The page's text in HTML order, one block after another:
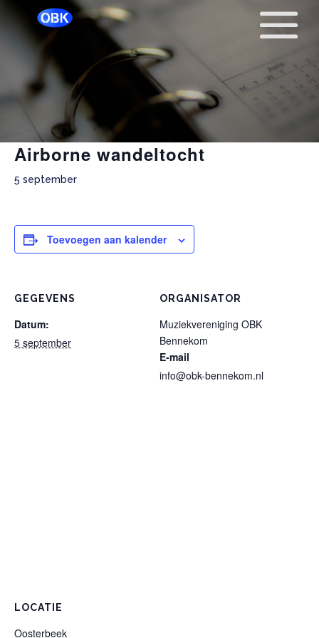
« Alle Evenementen
Airborne wandeltocht
5 september
Toevoegen aan kalender
GEGEVENS
Datum:
5 september
ORGANISATOR
Muziekvereniging OBK
Bennekom
E-mail
info@obk-bennekom.nl
LOCATIE
Oosterbeek